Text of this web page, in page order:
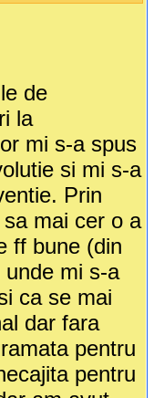
de
la
mi s-a spus
si mi s-a
Prin
mai cer o a
ff bune (din
unde mi s-a
ca se mai
dar fara
pentru
pentru